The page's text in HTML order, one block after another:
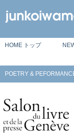
HOME トップ
POETRY &